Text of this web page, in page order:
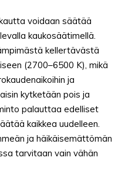
voidaan säätää
kaukosäätimellä.
kellertävästä
(2700–6500 K), mikä
ja
kytketään pois ja
palauttaa edelliset
kaikkea uudelleen.
ja häikäisemättömän
tarvitaan vain vähän